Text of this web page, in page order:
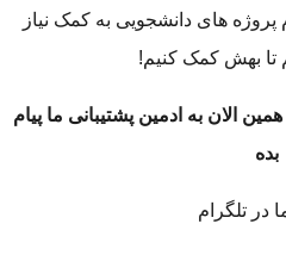
های دانشجویی به کمک نیاز
تا بهش کمک کنیم!
الان به ادمین پشتیبانی ما پیام
بده
در تلگرام